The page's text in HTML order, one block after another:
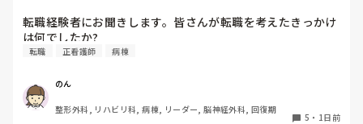
転職経験者にお聞きします。皆さんが転職を考えたきっかけ
は何でしたか?
転職 正看護師 病棟
のん
整形外科, リハビリ科, 病棟, リーダー, 脳神経外科, 回復期
5 ・ 1日前